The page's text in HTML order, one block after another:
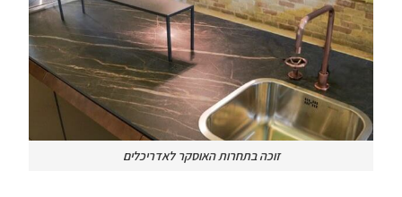
זוכה בתחרות האוסקר לאדריכלים